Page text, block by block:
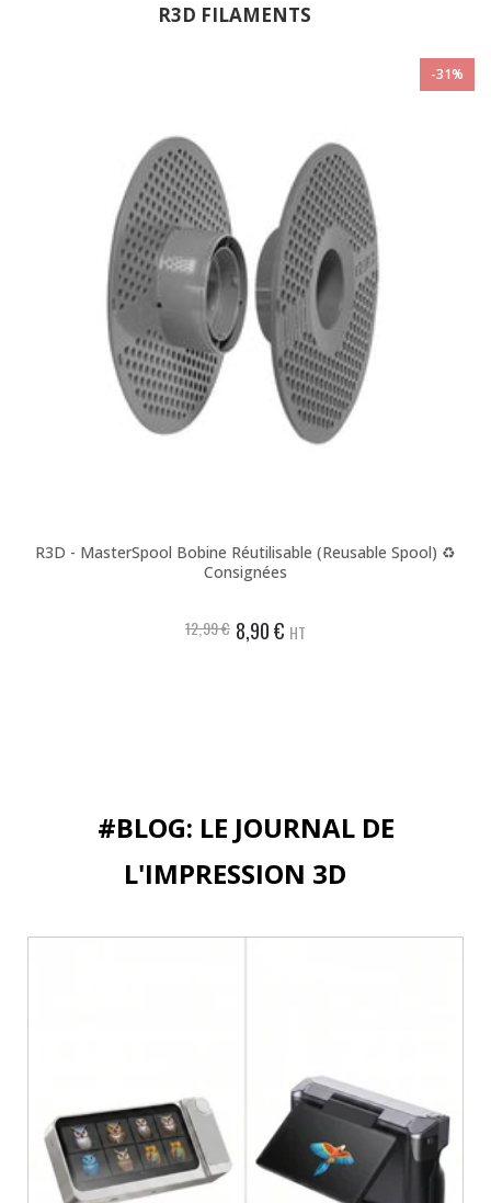
R3D FILAMENTS
-31%
R3D - MasterSpool Bobine Réutilisable (Reusable Spool) ♻️
Consignées
12,99 € 8,90 € HT
#BLOG: LE JOURNAL DE
L'IMPRESSION 3D